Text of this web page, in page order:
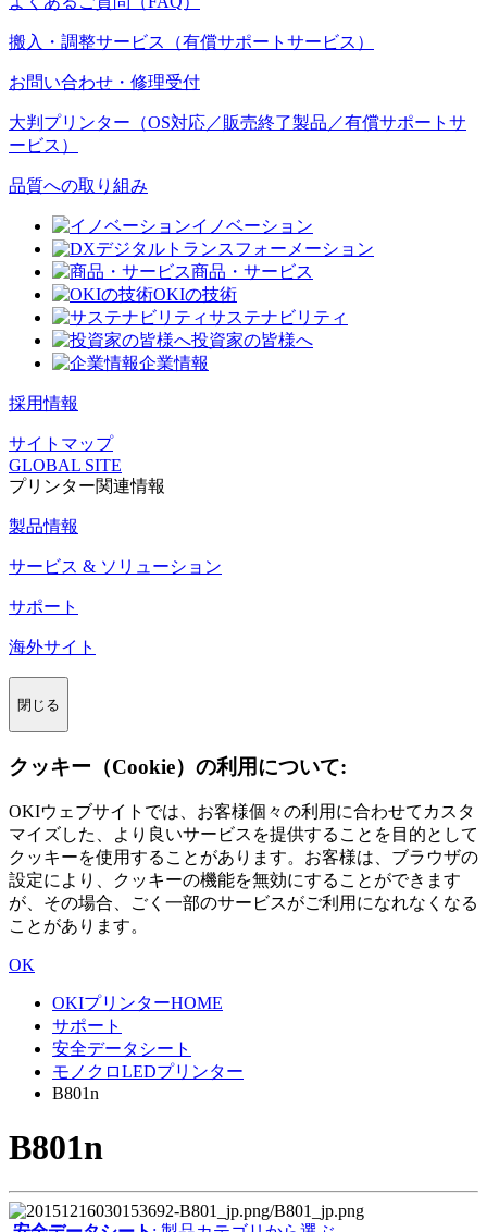
搬入・調整サービス（有償サポートサービス）
お問い合わせ・修理受付
大判プリンター（OS対応／販売終了製品／有償サポートサ
ービス）
品質への取り組み
イノベーション
デジタルトランスフォーメーション
商品・サービス
OKIの技術
サステナビリティ
投資家の皆様へ
企業情報
採用情報
サイトマップ
GLOBAL SITE
プリンター関連情報
製品情報
サービス & ソリューション
サポート
海外サイト
閉じる
クッキー（Cookie）の利用について:
OKIウェブサイトでは、お客様個々の利用に合わせてカスタ
マイズした、より良いサービスを提供することを目的として
クッキーを使用することがあります。お客様は、ブラウザの
設定により、クッキーの機能を無効にすることができます
が、その場合、ごく一部のサービスがご利用になれなくなる
ことがあります。
OK
OKIプリンターHOME
サポート
安全データシート
モノクロLEDプリンター
B801n
B801n